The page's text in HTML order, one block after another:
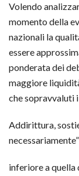
Volendo
momento della
nazionali la
essere
ponderata dei
maggiore
che sopravvaluti
Addirittura,
necessariamente”
inferiore a quella